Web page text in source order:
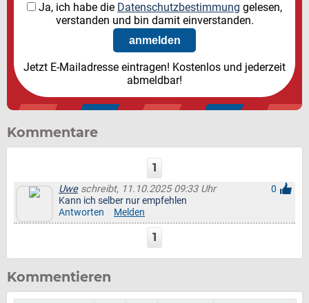
Ja, ich habe die Datenschutzbestimmung gelesen,
verstanden und bin damit einverstanden.
Jetzt E-Mailadresse eintragen! Kostenlos und jederzeit
abmeldbar!
Kommentare
1
Uweschreibt, 11.10.2025 09:33 Uhr
0
Kann ich selber nur empfehlen
Antworten
Melden
1
Kommentieren